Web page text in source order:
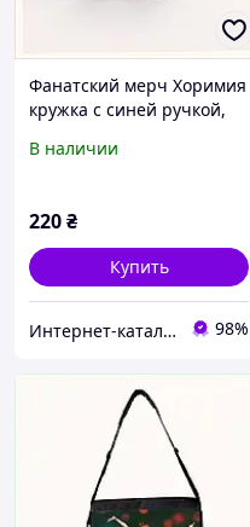
Фанатский мерч Хоримия
кружка с синей ручкой,
В наличии
220₴
Купить
Интер​​нет-кат​алог с​​ки​​док "Модна Лавка" 98%